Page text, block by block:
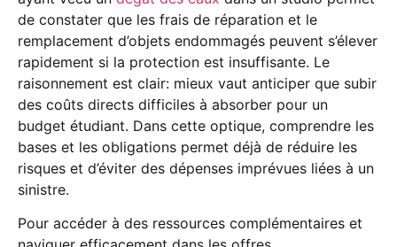
de constater que les frais de réparation et le
remplacement d’objets endommagés peuvent s’élever
rapidement si la protection est insuffisante. Le
raisonnement est clair: mieux vaut anticiper que subir
des coûts directs difficiles à absorber pour un
budget étudiant. Dans cette optique, comprendre les
bases et les obligations permet déjà de réduire les
risques et d’éviter des dépenses imprévues liées à un
sinistre.
Pour accéder à des ressources complémentaires et